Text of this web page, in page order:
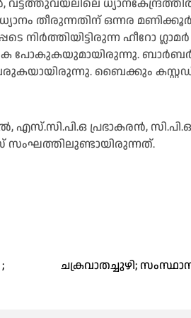
തീരുന്നതിന് ഒന്നര
ഹീറോ
പോകുകയുമായിരുന്നു.
ബൈക്കും
പ്രഭാകരൻ,
സംഘത്തിലുണ്ടായിരുന്നത്.
ചക്രവാതച്ചുഴി;